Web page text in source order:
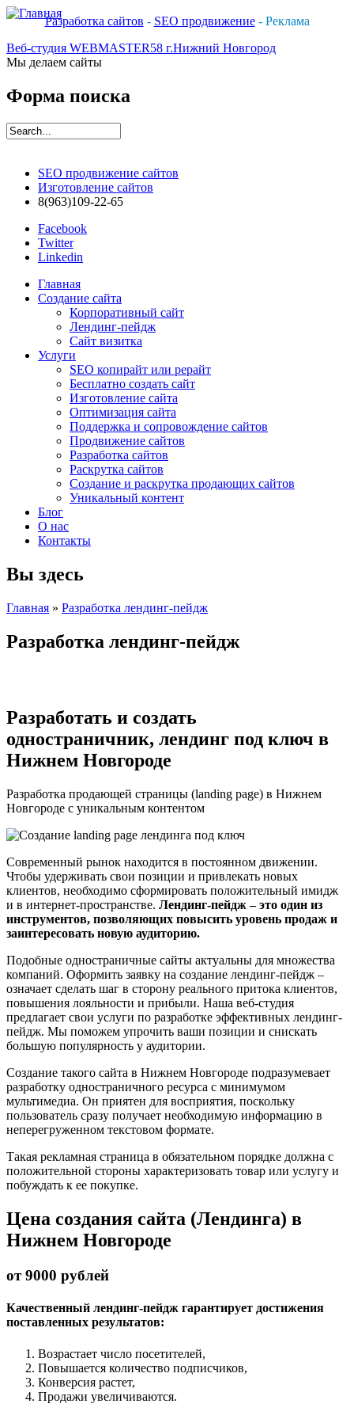
Разработка сайтов - SEO продвижение- Реклама
Веб-студия WEBMASTER58 г.Нижний Новгород
Мы делаем сайты
Форма поиска
SEO продвижение сайтов
Изготовление сайтов
8(963)109-22-65
Facebook
Twitter
Linkedin
Главная
Создание сайта
Корпоративный сайт
Лендинг-пейдж
Сайт визитка
Услуги
SEO копирайт или рерайт
Бесплатно создать сайт
Изготовление сайта
Оптимизация сайта
Поддержка и сопровождение сайтов
Продвижение сайтов
Разработка сайтов
Раскрутка сайтов
Создание и раскрутка продающих сайтов
Уникальный контент
Блог
О нас
Контакты
Вы здесь
Главная » Разработка лендинг-пейдж
Разработка лендинг-пейдж
Разработать и создать
одностраничник, лендинг под ключ в
Нижнем Новгороде
Разработка продающей страницы (landing page) в Нижнем
Новгороде с уникальным контентом
Современный рынок находится в постоянном движении.
Чтобы удерживать свои позиции и привлекать новых
клиентов, необходимо сформировать положительный имидж
и в интернет-пространстве. Лендинг-пейдж – это один из
инструментов, позволяющих повысить уровень продаж и
заинтересовать новую аудиторию.
Подобные одностраничные сайты актуальны для множества
компаний. Оформить заявку на создание лендинг-пейдж –
означает сделать шаг в сторону реального притока клиентов,
повышения лояльности и прибыли. Наша веб-студия
предлагает свои услуги по разработке эффективных лендинг-
пейдж. Мы поможем упрочить ваши позиции и снискать
большую популярность у аудитории.
Создание такого сайта в Нижнем Новгороде подразумевает
разработку одностраничного ресурса с минимумом
мультимедиа. Он приятен для восприятия, поскольку
пользователь сразу получает необходимую информацию в
неперегруженном текстовом формате.
Такая рекламная страница в обязательном порядке должна с
положительной стороны характеризовать товар или услугу и
побуждать к ее покупке.
Цена создания сайта (Лендинга) в
Нижнем Новгороде
от 9000 рублей
Качественный лендинг-пейдж гарантирует достижения
поставленных результатов:
Возрастает число посетителей,
Повышается количество подписчиков,
Конверсия растет,
Продажи увеличиваются.